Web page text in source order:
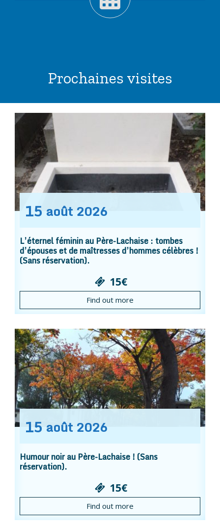
Prochaines visites
15 août 2026
L’éternel féminin au Père-Lachaise : tombes
d’épouses et de maîtresses d’hommes célèbres !
(Sans réservation).
15€
Find out more
15 août 2026
Humour noir au Père-Lachaise ! (Sans
réservation).
15€
Find out more